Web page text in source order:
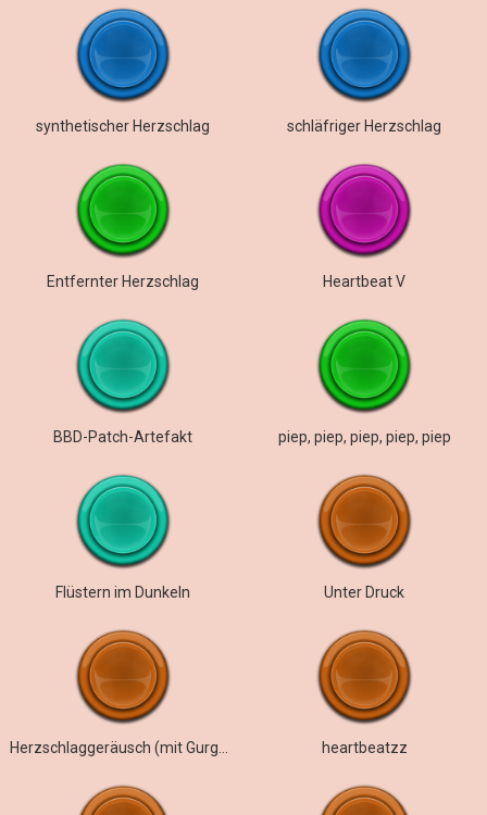
synthetischer Herzschlag schläfriger Herzschlag
Entfernter Herzschlag Heartbeat V
BBD-Patch-Artefakt piep, piep, piep, piep, piep
Flüstern im Dunkeln Unter Druck
heartbeatzz